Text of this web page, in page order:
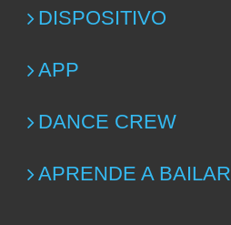
DISPOSITIVO
APP
DANCE CREW
APRENDE A BAILAR